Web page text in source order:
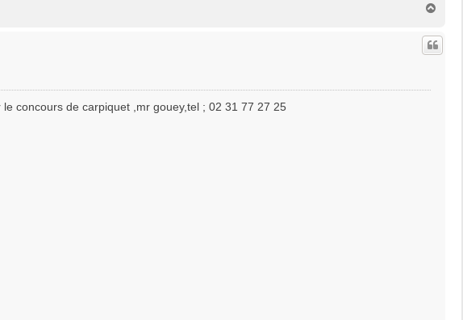
u
concours de carpiquet ,mr gouey,tel ; 02 31 77 27 25